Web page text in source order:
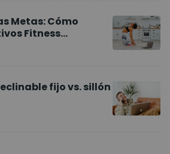
Metas: Cómo
Fitness
fijo vs. sillón